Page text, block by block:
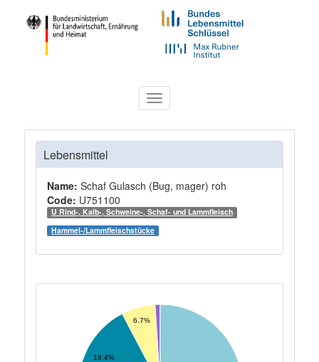
Toggle
navigation
Lebensmittel
Name: Schaf Gulasch (Bug, mager) roh
Code: U751100
U Rind-, Kalb-, Schweine-, Schaf- und Lammfleisch
Hammel-/Lammfleischstücke
6.7%
19.4%